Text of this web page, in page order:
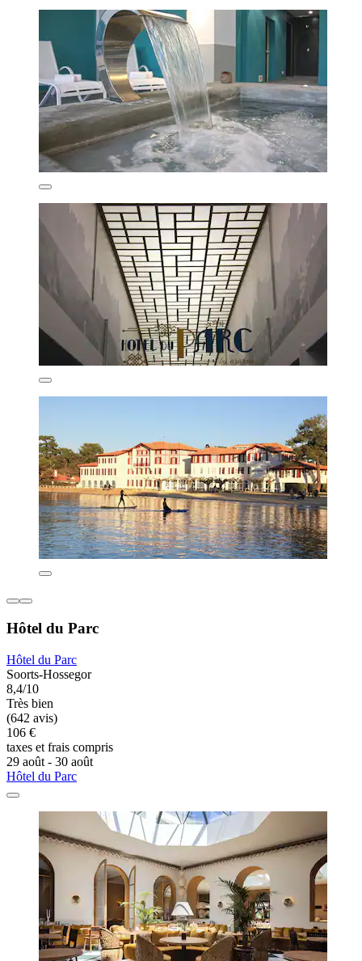
Hôtel du Parc
Hôtel du Parc
Soorts-Hossegor
8,4/10
Très bien
(642 avis)
106 €
taxes et frais compris
29 août - 30 août
Hôtel du Parc